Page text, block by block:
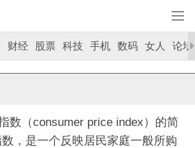
财经 股票 科技 手机 数码 女人 论坛
数（consumer price index）的简
，是一个反映居民家庭一般所购